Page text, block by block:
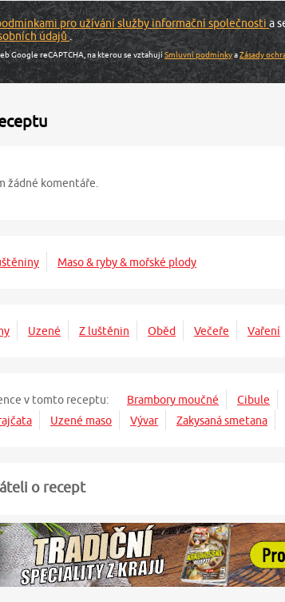
pro užívání služby informační společnosti a
údajů.
Google reCAPTCHA, na kterou se vztahujíSmluvní podmínkyaZásady
žádné komentáře.
Maso & ryby & mořské plody
Uzené Z luštěnin Oběd Večeře Vaření
v tomto receptu: Brambory moučné Cibule
Uzené maso Vývar Zakysaná smetana
o recept